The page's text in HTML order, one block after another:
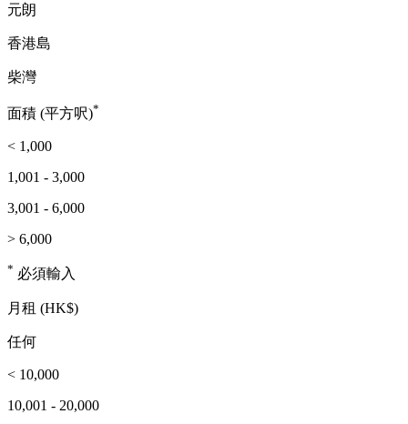
元朗
香港島
柴灣
面積 (平方呎)*
< 1,000
1,001 - 3,000
3,001 - 6,000
> 6,000
* 必須輸入
月租 (HK$)
任何
< 10,000
10,001 - 20,000